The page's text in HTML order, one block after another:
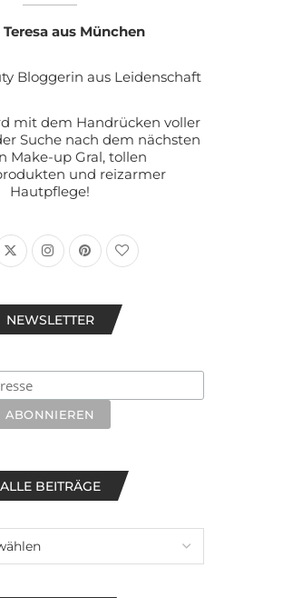
aus München
Bloggerin aus Leidenschaft
mit dem Handrücken voller
Suche nach dem nächsten
Make-up Gral, tollen
und reizarmer
Hautpflege!
NEWSLETTER
ALLE BEITRÄGE